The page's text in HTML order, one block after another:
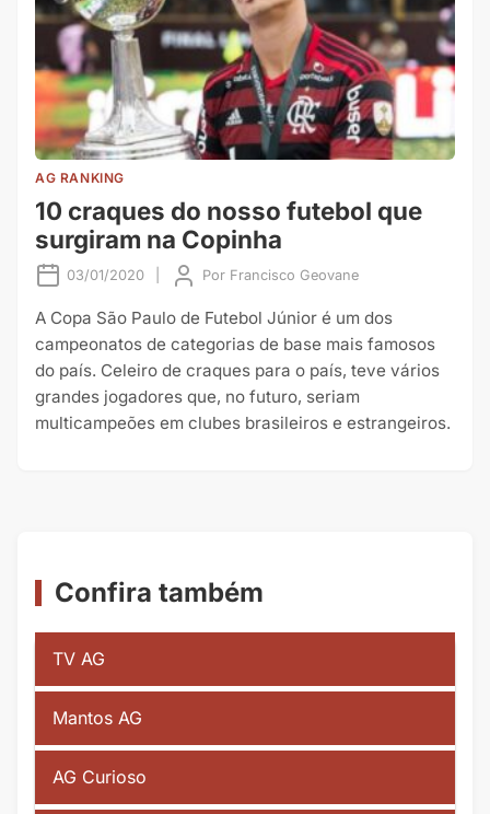
AG RANKING
10 craques do nosso futebol que
surgiram na Copinha
03/01/2020 Por Francisco Geovane
A Copa São Paulo de Futebol Júnior é um dos
campeonatos de categorias de base mais famosos
do país. Celeiro de craques para o país, teve vários
grandes jogadores que, no futuro, seriam
multicampeões em clubes brasileiros e estrangeiros.
Confira também
TV AG
Mantos AG
AG Curioso